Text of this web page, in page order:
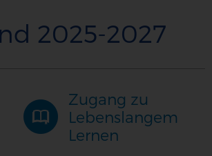
2025-2027
Zugang zu
Lebenslangem
Lernen